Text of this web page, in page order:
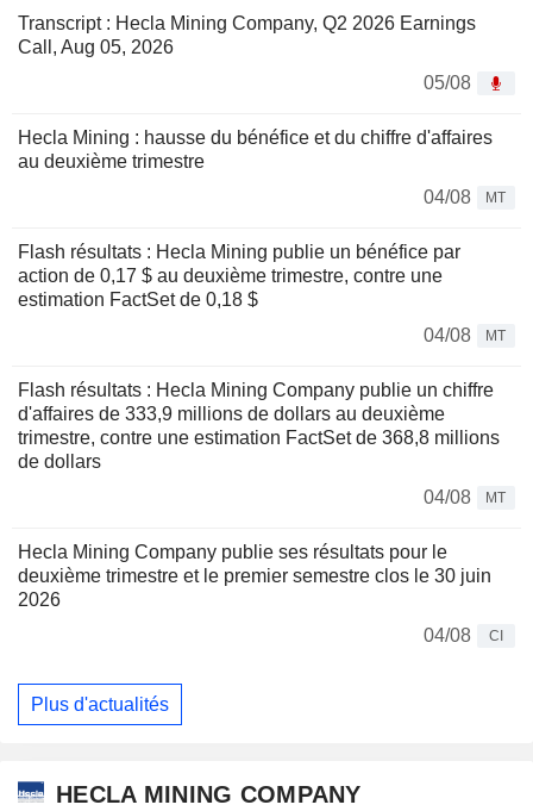
Transcript : Hecla Mining Company, Q2 2026 Earnings
Call, Aug 05, 2026
05/08
Hecla Mining : hausse du bénéfice et du chiffre d'affaires
au deuxième trimestre
04/08
MT
Flash résultats : Hecla Mining publie un bénéfice par
action de 0,17 $ au deuxième trimestre, contre une
estimation FactSet de 0,18 $
04/08
MT
Flash résultats : Hecla Mining Company publie un chiffre
d'affaires de 333,9 millions de dollars au deuxième
trimestre, contre une estimation FactSet de 368,8 millions
de dollars
04/08
MT
Hecla Mining Company publie ses résultats pour le
deuxième trimestre et le premier semestre clos le 30 juin
2026
04/08
CI
Plus d'actualités
HECLA MINING COMPANY